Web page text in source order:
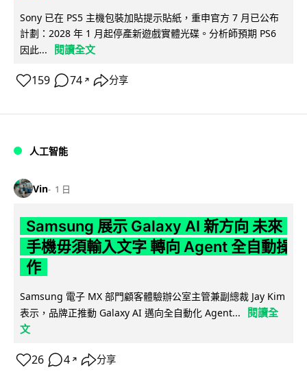
Sony 已在 PS5 主機包裝加貼提示貼紙，重申官方 7 月已公布
計劃：2028 年 1 月起停產新遊戲實體光碟。分析師預期 PS6
因此...
閱讀全文
159 74 ↗ 分享
人工智能
Vin 1 日
Samsung 展示 Galaxy AI 新方向 未來
手機毋須輸入文字 轉向 Agent 全自動操
作
Samsung 電子 MX 部門顧客體驗辦公室主管兼副總裁 Jay Kim
表示，品牌正推動 Galaxy AI 邁向全自動化 Agent...
閱讀全
文
26 4 ↗ 分享